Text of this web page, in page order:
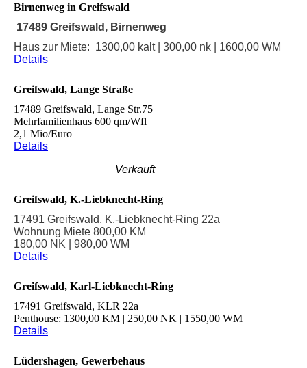
Birnenweg in Greifswald
17489 Greifswald, Birnenweg
Haus zur Miete: 1300,00 kalt | 300,00 nk | 1600,00 WM
Details
Greifswald, Lange Straße
17489 Greifswald, Lange Str.75
Mehrfamilienhaus 600 qm/Wfl
2,1 Mio/Euro
Details
Verkauft
Greifswald, K.-Liebknecht-Ring
17491 Greifswald, K.-Liebknecht-Ring 22a
Wohnung Miete 800,00 KM
180,00 NK | 980,00 WM
Details
Greifswald, Karl-Liebknecht-Ring
17491 Greifswald, KLR 22a
Penthouse: 1300,00 KM | 250,00 NK | 1550,00 WM
Details
Lüdershagen, Gewerbehaus